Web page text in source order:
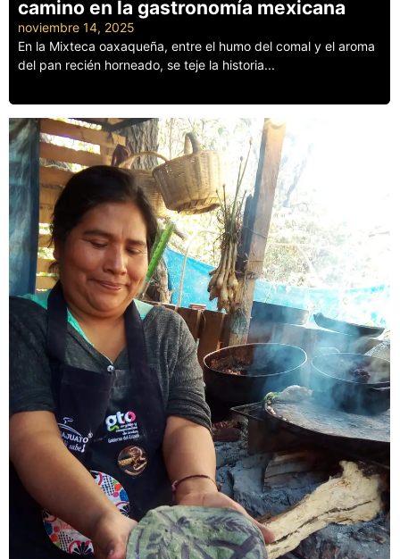
camino en la gastronomía mexicana
noviembre 14, 2025
En la Mixteca oaxaqueña, entre el humo del comal y el aroma
del pan recién horneado, se teje la historia...